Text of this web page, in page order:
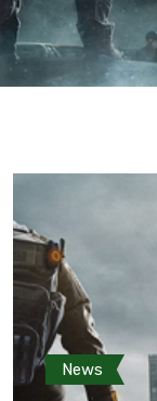
News